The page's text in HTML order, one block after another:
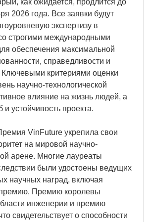
2026 года. Все заявки будут
экспертизу в
строгими международными
обеспечения максимальной
справедливости и
Ключевыми критериями оценки
научно-технологической
влияние на жизнь людей, а
устойчивость проекта.
VinFuture укрепила свои
на мировой научно-
арене. Многие лауреаты
были удостоены ведущих
научных наград, включая
Премию королевы
инженерии и премию
свидетельствует о способности